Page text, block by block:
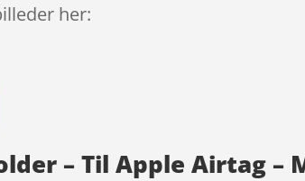
her:
– Til Apple Airtag